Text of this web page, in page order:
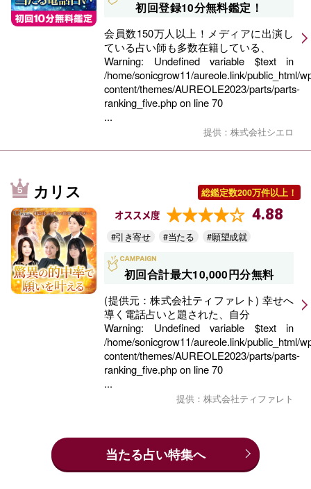
初回登録10分無料鑑定！
会員数150万人以上！メディアに出演し
ている占い師も多数在籍している、
Warning: Undefined variable $text in
/home/sonicgrow11/aureole.link/public_html/
content/themes/AUREOLE2023/parts/parts-
ranking_five.phpon line70
...
提供：株式会社シエロ
カリス 総鑑定数200万件以上！
オススメ度 4.88
#引き寄せ #当たる #願望成就
初回合計最大10,000円分無料
(提供元：株式会社ティファレト) 幸せへ
導く電話占いと題された、自分
Warning: Undefined variable $text in
/home/sonicgrow11/aureole.link/public_html/
content/themes/AUREOLE2023/parts/parts-
ranking_five.phpon line70
...
提供：株式会社ティファレト
当たる占い特集へ